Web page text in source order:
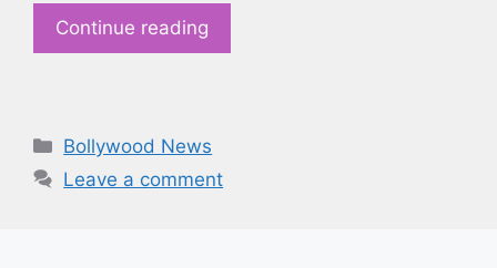
Continue reading
Categories
Bollywood News
Leave a comment